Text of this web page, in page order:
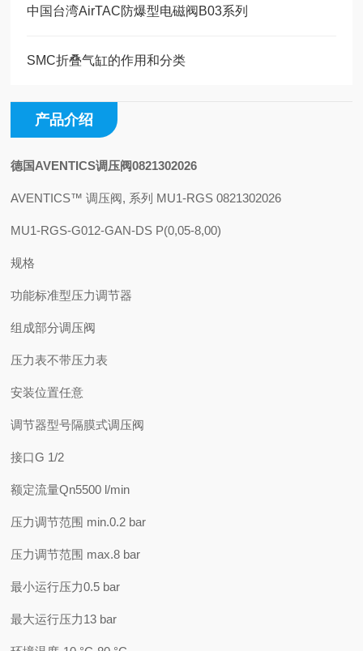
中国台湾AirTAC防爆型电磁阀B03系列
SMC折叠气缸的作用和分类
产品介绍
德国AVENTICS调压阀0821302026
AVENTICS™ 调压阀, 系列 MU1-RGS 0821302026
MU1-RGS-G012-GAN-DS P(0,05-8,00)
规格
功能标准型压力调节器
组成部分调压阀
压力表不带压力表
安装位置任意
调节器型号隔膜式调压阀
接口G 1/2
额定流量Qn5500 l/min
压力调节范围 min.0.2 bar
压力调节范围 max.8 bar
最小运行压力0.5 bar
最大运行压力13 bar